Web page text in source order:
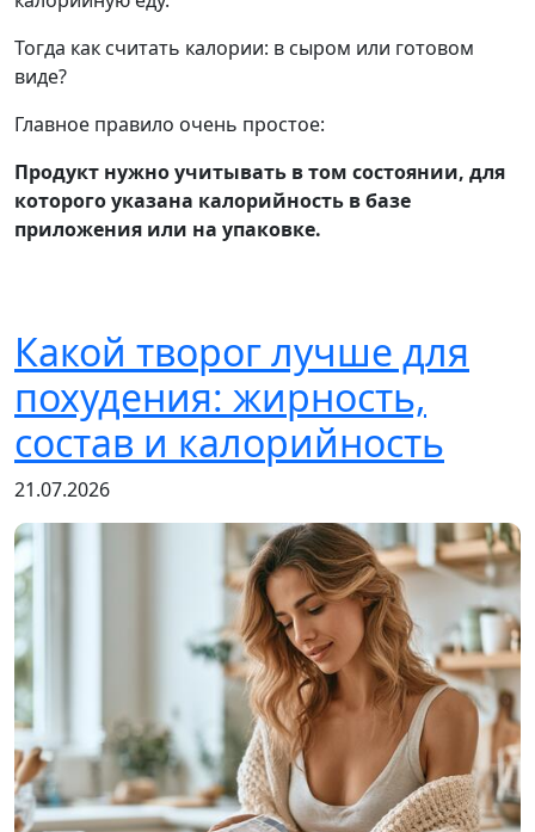
Тогда как считать калории: в сыром или готовом
виде?
Главное правило очень простое:
Продукт нужно учитывать в том состоянии, для
которого указана калорийность в базе
приложения или на упаковке.
Какой творог лучше для
похудения: жирность,
состав и калорийность
21.07.2026